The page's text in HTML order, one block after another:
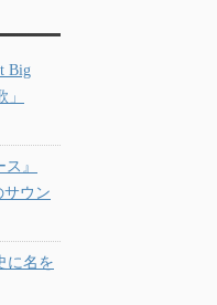
Big
』
サウン
に名を